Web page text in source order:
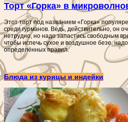
Торт «Горка» в
Этот торт под названием «Горка»
среди гурманов. Ведь, действительно, он
нетрудно, но надо запастись свободным
чтобы испечь сухое и воздушное безе,
определённых правил.
Блюда из курицы и индейки